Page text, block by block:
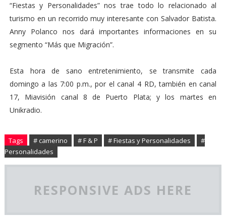
“Fiestas y Personalidades” nos trae todo lo relacionado al
turismo en un recorrido muy interesante con Salvador Batista.
Anny Polanco nos dará importantes informaciones en su
segmento “Más que Migración”.
Esta hora de sano entretenimiento, se transmite cada
domingo a las 7:00 p.m., por el canal 4 RD, también en canal
17, Miavisión canal 8 de Puerto Plata; y los martes en
Unikradio.
Tags # camerino # F & P # Fiestas y Personalidades
#
Personalidades
RESPONSIVE ADS HERE